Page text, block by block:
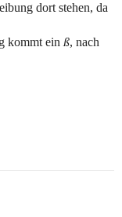
dort stehen, da
kommt ein ß, nach